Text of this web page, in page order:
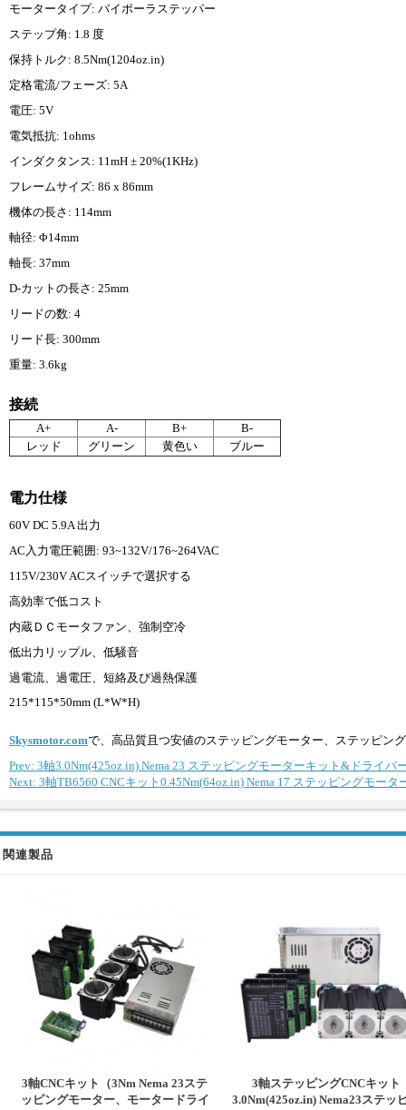
モータータイプ: バイポーラステッパー
ステップ角: 1.8 度
保持トルク: 8.5Nm(1204oz.in)
定格電流/フェーズ: 5A
電圧: 5V
電気抵抗: 1ohms
インダクタンス: 11mH ± 20%(1KHz)
フレームサイズ: 86 x 86mm
機体の長さ: 114mm
軸径: Φ14mm
軸長: 37mm
D-カットの長さ: 25mm
リードの数: 4
リード長: 300mm
重量: 3.6kg
接続
A+ A- B+
B-
レッド
グリーン 黄色い ブルー
電力仕様
60V DC 5.9A 出力
AC入力電圧範囲: 93~132V/176~264VAC
115V/230V ACスイッチで選択する
高効率で低コスト
内蔵ＤＣモータファン、強制空冷
低出力リップル、低騒音
過電流、過電圧、短絡及び過熱保護
215*115*50mm (L*W*H)
Skysmotor.comで、高品質且つ安値のステッピングモーター、ステッピン
Prev: 3軸3.0Nm(425oz.in) Nema 23 ステッピングモーターキット&ドライバ
Next: 3軸TB6560 CNCキット0.45Nm(64oz.in) Nema 17 ステッピングモー
関連製品
3軸CNCキット（3Nm Nema 23ステ
ッピングモーター、モータードライ
3軸ステッピングCNCキット
3.0Nm(425oz.in) Nema23ステッ